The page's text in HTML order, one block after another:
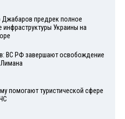
Джабаров предрек полное
инфраструктуры Украины на
ВС РФ завершают освобождение
помогают туристической сфере